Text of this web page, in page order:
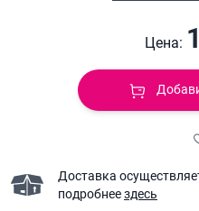
Цена:
Доставка
подробнеездесь